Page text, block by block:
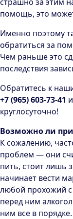
помощь, это
Именно поэтому
обратиться за
Чем раньше это
последствия
Обратитесь к
+7 (965) 603-73-41
круглосуточно!
Возможно ли
К сожалению,
проблем — они
пить, стоит лишь
начинает вести
любой прохожий с
перед ним
ним все в